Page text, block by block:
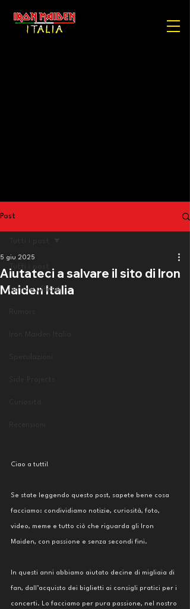
Post
Tutti i post
Notizie ufficiali
Aiutateci a salvare il sito di Iron
Maiden Italia
5 giu 2025
Ciao a tutti!
Se state leggendo questo post, sapete bene cosa
facciamo: condividiamo notizie, curiosità, foto,
video, meme e tutto ciò che riguarda gli Iron
Maiden, con passione e senza secondi fini.
In questi anni abbiamo aiutato decine di migliaia di
fan, dall’acquisto dei biglietti ai consigli pratici per i
concerti. Lo facciamo per pura passione, nel nostro